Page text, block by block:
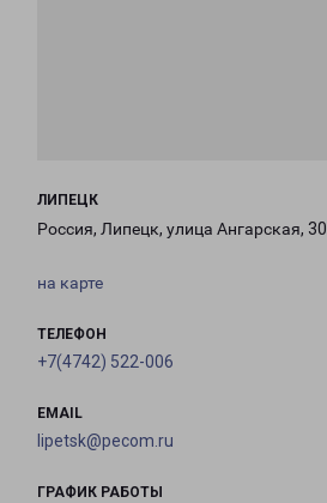
ЛИПЕЦК
Россия, Липецк, улица Ангарская, 30
на карте
ТЕЛЕФОН
+7(4742) 522-006
EMAIL
lipetsk@pecom.ru
ГРАФИК РАБОТЫ